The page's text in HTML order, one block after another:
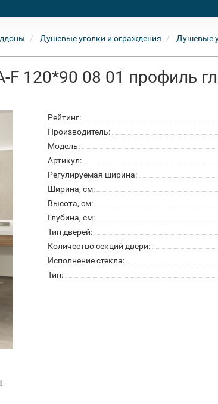
Душевые уголки и ограждения Душевые
F 120*90 08 01 профиль
Рейтинг:
Производитель:
Модель:
Артикул:
Регулируемая ширина:
Ширина, см:
Высота, см:
Глубина, см:
Тип дверей:
Количество секций двери:
Исполнение стекла:
Тип: